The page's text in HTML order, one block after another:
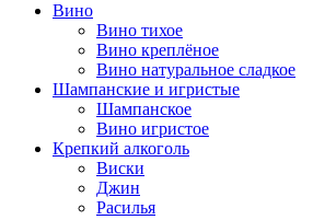
Вино
Вино тихое
Вино креплёное
Вино натуральное сладкое
Шампанские и игристые
Шампанское
Вино игристое
Крепкий алкоголь
Виски
Джин
Расилья